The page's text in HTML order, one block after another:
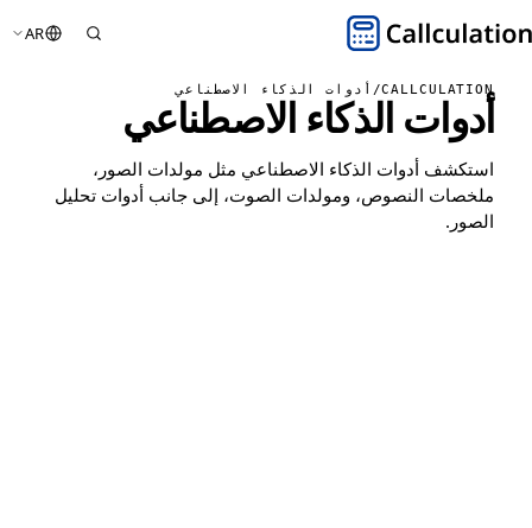
AR
CALLCULATION
/ أدوات الذكاء الاصطناعي
أدوات الذكاء الاصطناعي
استكشف أدوات الذكاء الاصطناعي مثل مولدات الصور،
ملخصات النصوص، ومولدات الصوت، إلى جانب أدوات تحليل
الصور.